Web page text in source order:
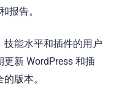
报告。
能水平和插件的用户
新 WordPress 和插
版本。